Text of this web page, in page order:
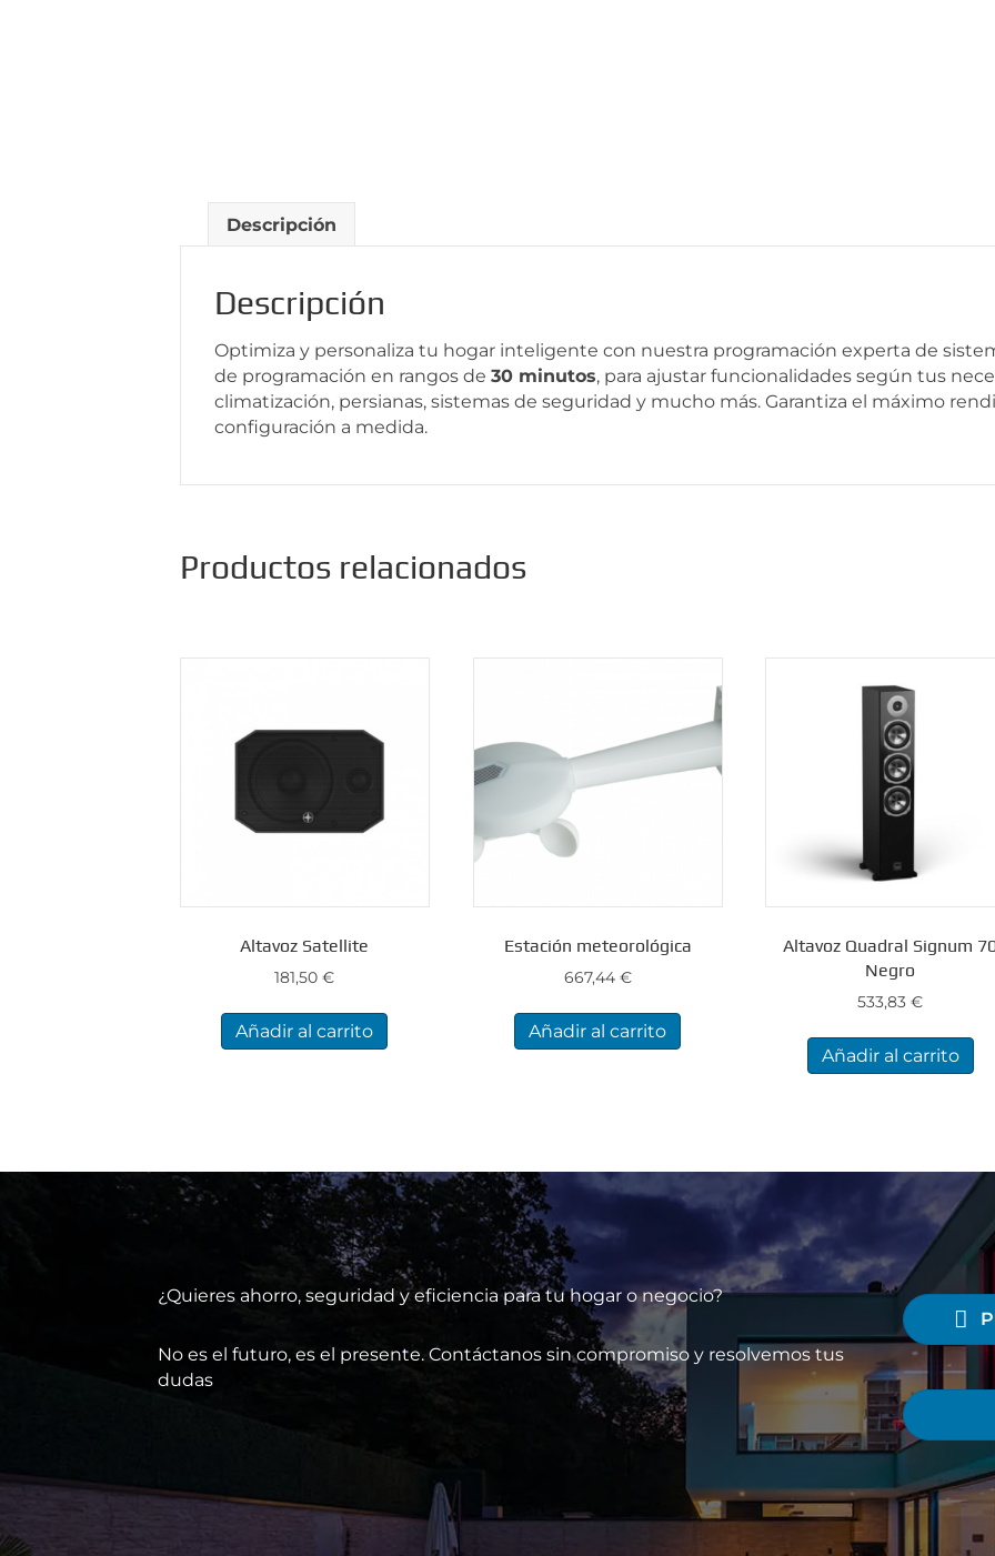
Descripción
Descripción
Optimiza y personaliza tu hogar inteligente con nuestra programación experta de
de programación en rangos de 30 minutos, para ajustar funcionalidades según tus
climatización, persianas, sistemas de seguridad y mucho más. Garantiza el máximo
configuración a medida.
Productos relacionados
Altavoz Satellite
181,50€
Añadir al carrito
Estación meteorológica
667,44 €
Añadir al carrito
Altavoz Quadral Signum
Negro
533,83€
Añadir al carrito
¿Quieres ahorro, seguridad y eficiencia para tu hogar o negocio?
No es el futuro, es el presente. Contáctanos sin compromiso y resolvemos tus
dudas